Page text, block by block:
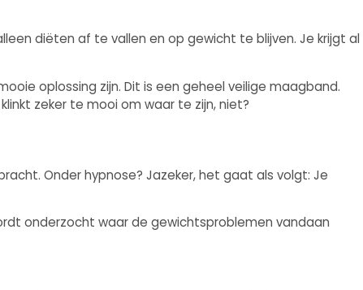
diëten af te vallen en op gewicht te blijven. Je krijgt al
oplossing zijn. Dit is een geheel veilige maagband.
zeker te mooi om waar te zijn, niet?
Onder hypnose? Jazeker, het gaat als volgt: Je
onderzocht waar de gewichtsproblemen vandaan